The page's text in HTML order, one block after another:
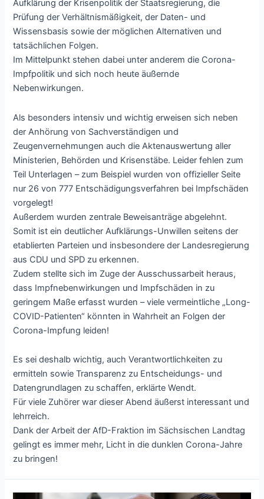
Aufklärung der Krisenpolitik der Staatsregierung, die
Prüfung der Verhältnismäßigkeit, der Daten- und
Wissensbasis sowie der möglichen Alternativen und
tatsächlichen Folgen.
Im Mittelpunkt stehen dabei unter anderem die Corona-
Impfpolitik und sich noch heute äußernde
Nebenwirkungen.
Als besonders intensiv und wichtig erweisen sich neben
der Anhörung von Sachverständigen und
Zeugenvernehmungen auch die Aktenauswertung aller
Ministerien, Behörden und Krisenstäbe. Leider fehlen zum
Teil Unterlagen – zum Beispiel wurden von offizieller Seite
nur 26 von 777 Entschädigungsverfahren bei Impfschäden
vorgelegt!
Außerdem wurden zentrale Beweisanträge abgelehnt.
Somit ist ein deutlicher Aufklärungs-Unwillen seitens der
etablierten Parteien und insbesondere der Landesregierung
aus CDU und SPD zu erkennen.
Zudem stellte sich im Zuge der Ausschussarbeit heraus,
dass Impfnebenwirkungen und Impfschäden in zu
geringem Maße erfasst wurden – viele vermeintliche „Long-
COVID-Patienten“ könnten in Wahrheit an Folgen der
Corona-Impfung leiden!
Es sei deshalb wichtig, auch Verantwortlichkeiten zu
ermitteln sowie Transparenz zu Entscheidungs- und
Datengrundlagen zu schaffen, erklärte Wendt.
Für viele Zuhörer war dieser Abend äußerst interessant und
lehrreich.
Dank der Arbeit der AfD-Fraktion im Sächsischen Landtag
gelingt es immer mehr, Licht in die dunklen Corona-Jahre
zu bringen!